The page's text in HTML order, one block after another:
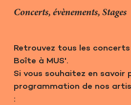
Concerts, évènements, Stages
Retrouvez tous les
Boîte à MUS'.
Si vous souhaitez en savoir
programmation de nos
: